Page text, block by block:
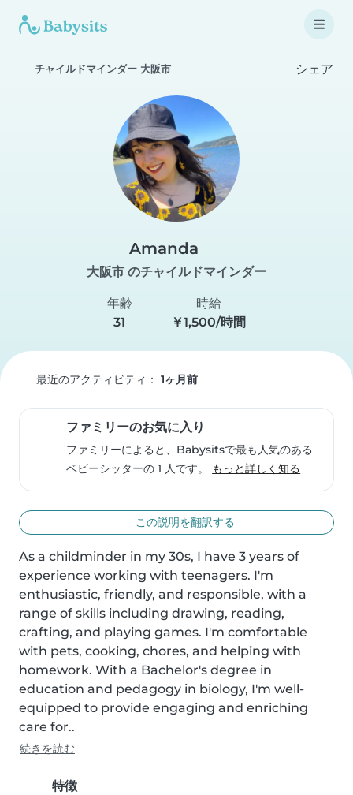
チャイルドマインダー 大阪市 シェア
Amanda
大阪市 のチャイルドマインダー
年齢
31
時給
￥1,500/時間
最近のアクティビティ： 1ヶ月前
ファミリーのお気に入り
ファミリーによると、Babysitsで最も人気のある
ベビーシッターの 1 人です。
もっと詳しく知る
この説明を翻訳する
As a childminder in my 30s, I have 3 years of
experience working with teenagers. I'm
enthusiastic, friendly, and responsible, with a
range of skills including drawing, reading,
crafting, and playing games. I'm comfortable
with pets, cooking, chores, and helping with
homework. With a Bachelor's degree in
education and pedagogy in biology, I'm well-
equipped to provide engaging and enriching
care for..
続きを読む
特徴